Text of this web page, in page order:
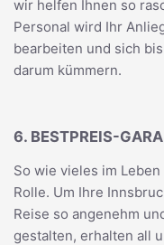
wir helfen Ihnen so
Personal wird Ihr
bearbeiten und sich
darum kümmern.
6. BESTPREIS-
So wie vieles im
Rolle. Um Ihre
Reise so angenehm
gestalten, erhalten all